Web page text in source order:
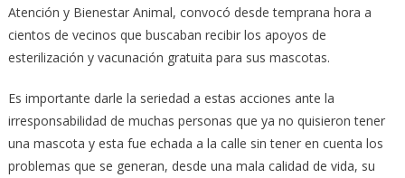
Atención y Bienestar Animal, convocó desde temprana hora a
cientos de vecinos que buscaban recibir los apoyos de
esterilización y vacunación gratuita para sus mascotas.
Es importante darle la seriedad a estas acciones ante la
irresponsabilidad de muchas personas que ya no quisieron tener
una mascota y esta fue echada a la calle sin tener en cuenta los
problemas que se generan, desde una mala calidad de vida, su